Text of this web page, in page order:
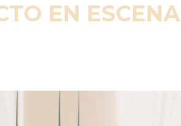
EN ESCENA